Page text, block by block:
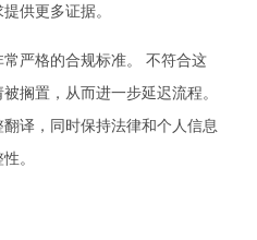
供更多证据。
严格的合规标准。 不符合这
搁置，从而进一步延迟流程。
译，同时保持法律和个人信息
。